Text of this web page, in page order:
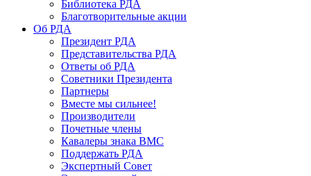
Библиотека РДА
Благотворительные акции
Об РДА
Президент РДА
Представительства РДА
Ответы об РДА
Советники Президента
Партнеры
Вместе мы сильнее!
Производители
Почетные члены
Кавалеры знака ВМС
Поддержать РДА
Экспертный Совет